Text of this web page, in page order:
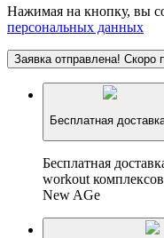
Нажимая на кнопку, вы
персональных данных
Заявка отправлена! Скоро
Бесплатная
Бесплатная
workout
New AGe